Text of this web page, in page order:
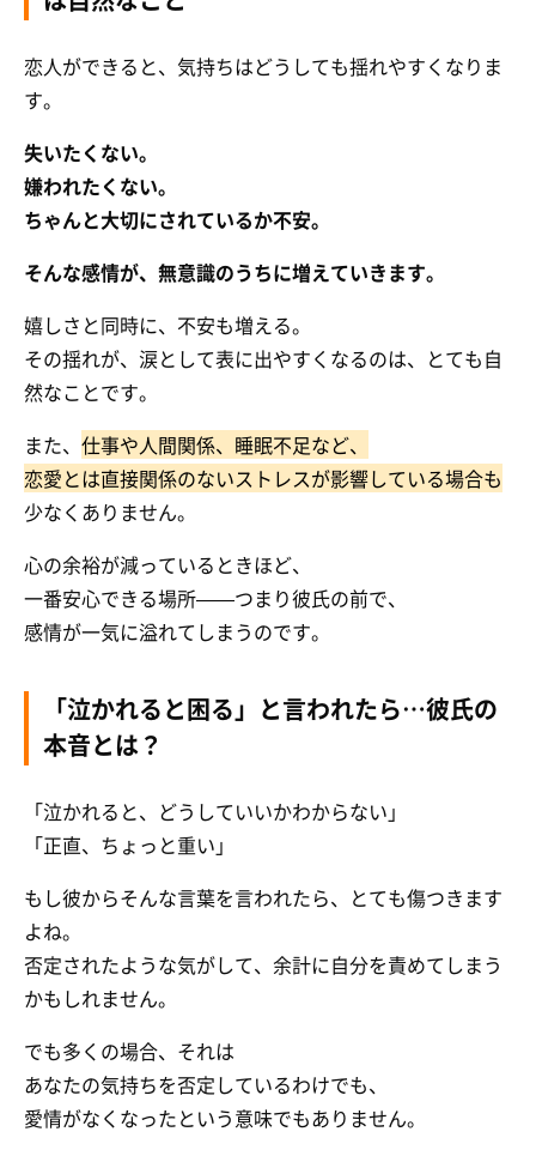
恋人ができると、気持ちはどうしても揺れやすくなりま
す。
失いたくない。
嫌われたくない。
ちゃんと大切にされているか不安。
そんな感情が、無意識のうちに増えていきます。
嬉しさと同時に、不安も増える。
その揺れが、涙として表に出やすくなるのは、とても自
然なことです。
また、 仕事や人間関係、睡眠不足など、
恋愛とは直接関係のないストレスが影響している場合も
少なくありません。
心の余裕が減っているときほど、
一番安心できる場所——つまり彼氏の前で、
感情が一気に溢れてしまうのです。
「泣かれると困る」と言われたら…彼氏の
本音とは？
「泣かれると、どうしていいかわからない」
「正直、ちょっと重い」
もし彼からそんな言葉を言われたら、とても傷つきます
よね。
否定されたような気がして、余計に自分を責めてしまう
かもしれません。
でも多くの場合、それは
あなたの気持ちを否定しているわけでも、
愛情がなくなったという意味でもありません。